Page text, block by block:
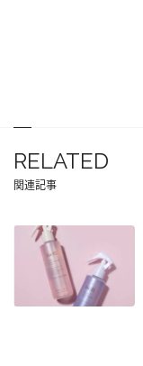
RELATED
関連記事